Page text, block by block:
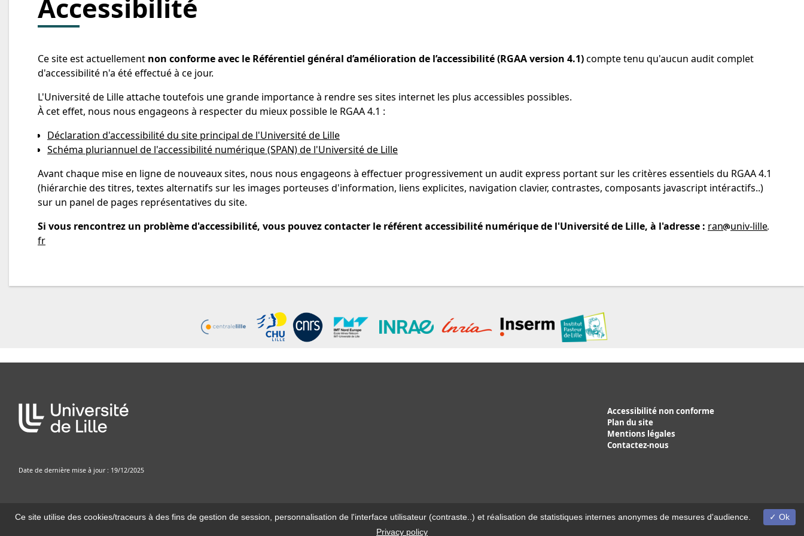
Accessibilité
Ce site est actuellement non conforme avec le Référentiel général d’amélioration de l’accessibilité (RGAA version 4.1)compte tenu qu'aucun audit complet
d'accessibilité n'a été effectué à ce jour.
L'Université de Lille attache toutefois une grande importance à rendre ses sites internet les plus accessibles possibles.
À cet effet, nous nous engageons à respecter du mieux possible le RGAA 4.1 :
Déclaration d'accessibilité du site principal de l'Université de Lille
Schéma pluriannuel de l'accessibilité numérique (SPAN) de l'Université de Lille
Avant chaque mise en ligne de nouveaux sites, nous nous engageons à effectuer progressivement un audit express portant sur les critères essentiels du RGAA 4.1
(hiérarchie des titres, textes alternatifs sur les images porteuses d'information, liens explicites, navigation clavier, contrastes, composants javascript intéractifs..)
sur un panel de pages représentatives du site.
Si vous rencontrez un problème d'accessibilité, vous pouvez contacter le référent accessibilité numérique de l'Université de Lille, à l'adresse : ran univ-lille
fr
Date de dernière mise à jour : 19/12/2025
Accessibilité non conforme
Plan du site
Mentions légales
Contactez-nous
Ce site utilise des cookies/traceurs à des fins de gestion de session, personnalisation de l'interface utilisateur (contraste..) et réalisation de statistiques internes anonymes de mesures d'audience.
Ok
Privacy policy